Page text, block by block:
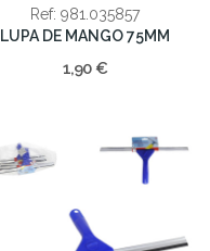
Ref: 981.035857
LUPA DE MANGO 75MM
1,90 €